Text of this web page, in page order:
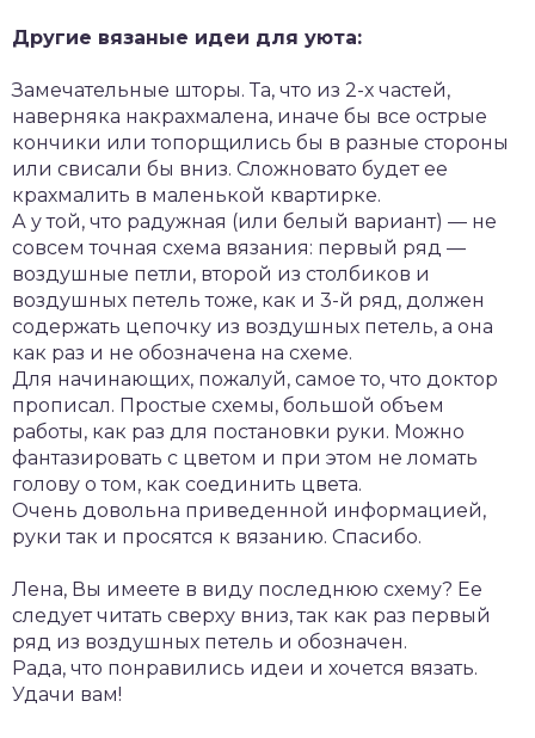
Другие вязаные идеи для уюта:
Замечательные шторы. Та, что из 2-х частей,
наверняка накрахмалена, иначе бы все острые
кончики или топорщились бы в разные стороны
или свисали бы вниз. Сложновато будет ее
крахмалить в маленькой квартирке.
А у той, что радужная (или белый вариант) — не
совсем точная схема вязания: первый ряд —
воздушные петли, второй из столбиков и
воздушных петель тоже, как и 3-й ряд, должен
содержать цепочку из воздушных петель, а она
как раз и не обозначена на схеме.
Для начинающих, пожалуй, самое то, что доктор
прописал. Простые схемы, большой объем
работы, как раз для постановки руки. Можно
фантазировать с цветом и при этом не ломать
голову о том, как соединить цвета.
Очень довольна приведенной информацией,
руки так и просятся к вязанию. Спасибо.
Лена, Вы имеете в виду последнюю схему? Ее
следует читать сверху вниз, так как раз первый
ряд из воздушных петель и обозначен.
Рада, что понравились идеи и хочется вязать.
Удачи вам!